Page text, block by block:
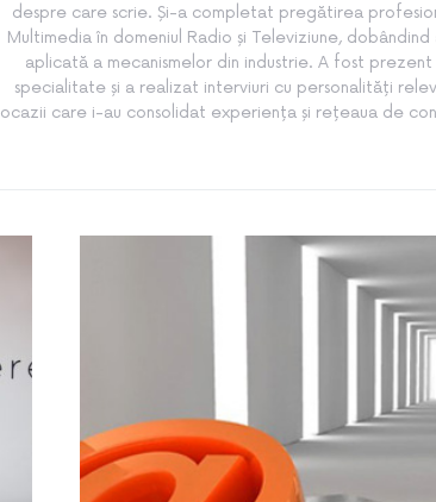
despre care scrie. Și-a completat pregătirea
Multimedia în domeniul Radio și Televiziune,
aplicată a mecanismelor din industrie. A fost
specialitate și a realizat interviuri cu personalități
ocazii care i-au consolidat experiența și rețeaua de